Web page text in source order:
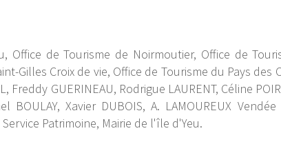
Office de Tourisme de Noirmoutier, Office de
Gilles Croix de vie, Office de Tourisme du Pays des
GUERINEAU, Rodrigue LAURENT, Céline
Xavier DUBOIS, A. LAMOUREUX
Patrimoine, Mairie de l'île d'Yeu.